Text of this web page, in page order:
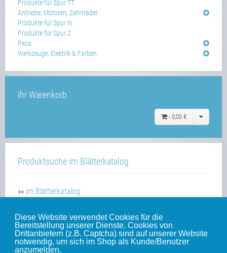
Diese Website verwendet Cookies für die
Bereitstellung unserer Dienste. Cookies von
Drittanbietern (z.B. Captcha) sind auf unserer Website
notwendig, um sich im Shop als Kunde/Benutzer
anzumelden.
Produkte für Spur TT
Antriebe, Motoren, Zahnräder
Produkte für Spur N
Produkte für Spur Z
Peco
Werkzeuge, Elektrik & Farben
Ihr Warenkorb
- 0,00 €
Produktsuche im Blätterkatalog
»» im Blätterkatalog
Unsere weiteren Websites